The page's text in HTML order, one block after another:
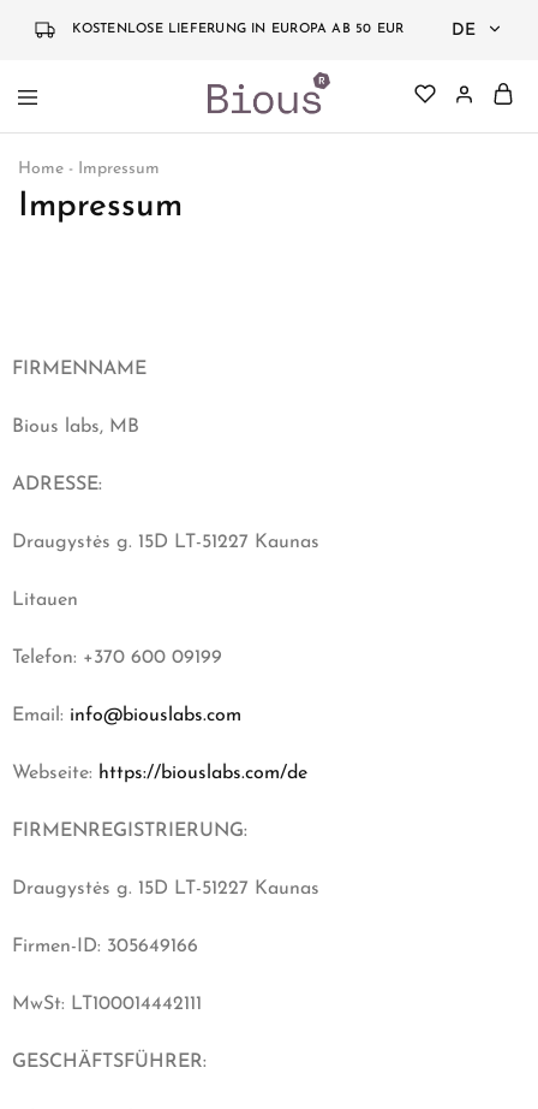
KOSTENLOSE LIEFERUNG IN EUROPA AB 50 EUR DE
DE
Bious
Jauninanti
grįsta
Home - Impressum
Impressum
FIRMENNAME
Bious labs, MB
ADRESSE:
Draugystės g. 15D LT-51227 Kaunas
Litauen
Telefon: +370 600 09199
Email: info@biouslabs.com
Webseite: https://biouslabs.com/de
FIRMENREGISTRIERUNG:
Draugystės g. 15D LT-51227 Kaunas
Firmen-ID: 305649166
MwSt: LT100014442111
GESCHÄFTSFÜHRER: